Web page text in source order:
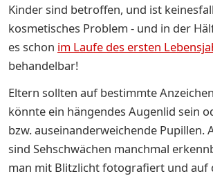
Kinder sind betroffen, und ist
kosmetisches Problem - und in der
es schon im Laufe des ersten
behandelbar!
Eltern sollten auf bestimmte
könnte ein hängendes Augenlid sein
bzw. auseinanderweichende Pupillen.
sind Sehschwächen manchmal
man mit Blitzlicht fotografiert und auf